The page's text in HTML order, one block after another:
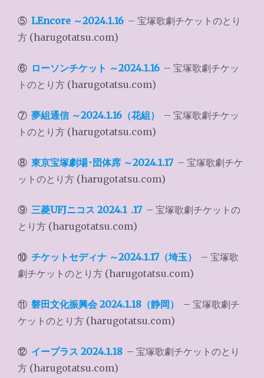
⑤ LEncore ～2024.1.16 – 宝塚歌劇チケットのとり
方 (harugotatsu.com)
⑥ ローソンチケット ～2024.1.16 – 宝塚歌劇チケッ
トのとり方 (harugotatsu.com)
⑦ 夢組通信 ～2024.1.16（花組）
– 宝塚歌劇チケッ
トのとり方 (harugotatsu.com)
⑧ 東京宝塚劇場･団体席 ～2024.1.17 – 宝塚歌劇チケ
ットのとり方 (harugotatsu.com)
⑨ 三菱UFJニコス 2024.1 .17 – 宝塚歌劇チケットの
とり方 (harugotatsu.com)
⑩ チケットセディナ ～2024.1.17（埼玉）
– 宝塚歌
劇チケットのとり方 (harugotatsu.com)
⑪ 磐田文化振興会 2024.1.18（静岡）
– 宝塚歌劇チ
ケットのとり方 (harugotatsu.com)
⑫ イープラス 2024.1.18 – 宝塚歌劇チケットのとり
方 (harugotatsu.com)